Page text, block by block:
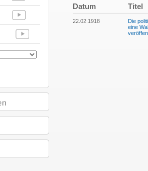
Datum Titel
22.02.1918
Die
eine